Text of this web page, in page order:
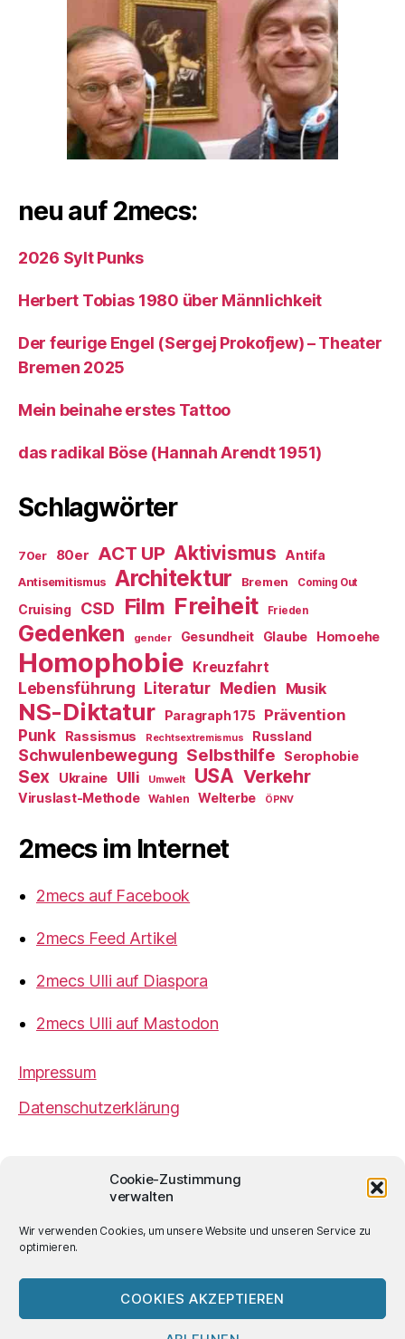
Cookie-Zustimmung
verwalten
Wir verwenden Cookies, um unsere Website und unseren Service zu
optimieren.
COOKIES AKZEPTIEREN
neu auf 2mecs:
2026 Sylt Punks
Herbert Tobias 1980 über Männlichkeit
Der feurige Engel (Sergej Prokofjew) – Theater
Bremen 2025
Mein beinahe erstes Tattoo
das radikal Böse (Hannah Arendt 1951)
Schlagwörter
70er 80er ACT UP Aktivismus Antifa
Antisemitismus Architektur Bremen Coming Out
Cruising CSD Film Freiheit Frieden
Gedenken gender Gesundheit Glaube Homoehe
Homophobie Kreuzfahrt
Lebensführung Literatur Medien Musik
NS-Diktatur Paragraph 175
Prävention
Punk
Rassismus Rechtsextremismus Russland
Schwulenbewegung Selbsthilfe Serophobie
Sex Ukraine Ulli Umwelt USA Verkehr
Viruslast-Methode Wahlen Welterbe ÖPNV
2mecs im Internet
2mecs auf Facebook
2mecs Feed Artikel
2mecs Ulli auf Diaspora
2mecs Ulli auf Mastodon
Impressum
Datenschutzerklärung
Ulrich Würdemannist sofern nicht
anders angegeben lizenziert unter einer
Creative
Lizenz.